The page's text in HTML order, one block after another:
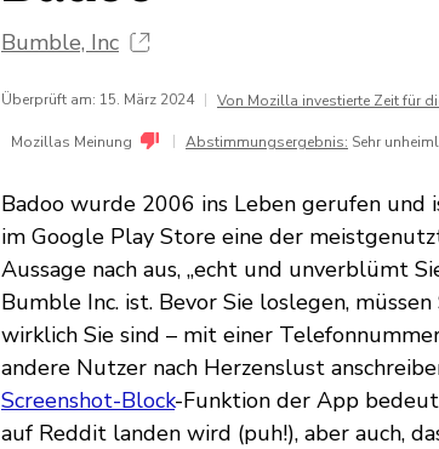
Bumble, Inc
Überprüft am: 15. März 2024 | Von Mozilla investierte Zeit für
Mozillas Meinung | Abstimmungsergebnis: Sehr
Badoo wurde 2006 ins Leben gerufen
im Google Play Store eine der
Aussage nach aus, „echt und unverblümt
Bumble Inc. ist. Bevor Sie loslegen,
wirklich Sie sind – mit einer
andere Nutzer nach Herzenslust
Screenshot-Block-Funktion der App
auf Reddit landen wird (puh!), aber auch,